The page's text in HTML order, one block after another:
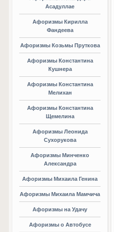
Асадуллае
Афоризмы Кирилла
Фандеева
Афоризмы Козьмы Пруткова
Афоризмы Константина
Кушнера
Афоризмы Константина
Мелихан
Афоризмы Константина
Щемелина
Афоризмы Леонида
Сухорукова
Афоризмы Минченко
Александра
Афоризмы Михаила Генина
Афоризмы Михаила Мамчича
Афоризмы на Удачу
Афоризмы о Автобусе